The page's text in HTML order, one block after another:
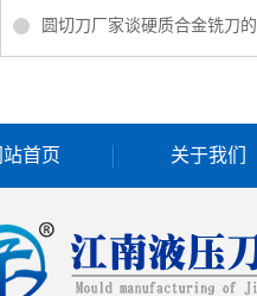
圆切刀厂家谈硬质合金铣刀的
首页 关于我们